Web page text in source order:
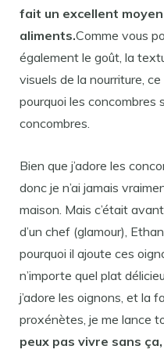
fait un excellent
aliments.Comme vous
également le goût, la
visuels de la nourriture,
pourquoi les
concombres.
Bien que j’adore les
donc je n’ai jamais
maison. Mais c’était
d’un chef (glamour),
pourquoi il ajoute ces
n’importe quel plat
j’adore les oignons, et la
proxénètes, je me lance
peux pas vivre sans